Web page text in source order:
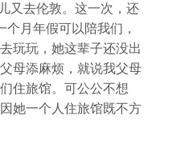
又去伦敦。这一次，还
月年假可以陪我们，
玩玩，她这辈子还没出
母添麻烦，就说我父母
住旅馆。可公公不想
她一个人住旅馆既不方